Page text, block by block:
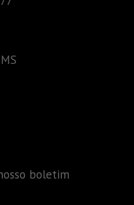
boletim